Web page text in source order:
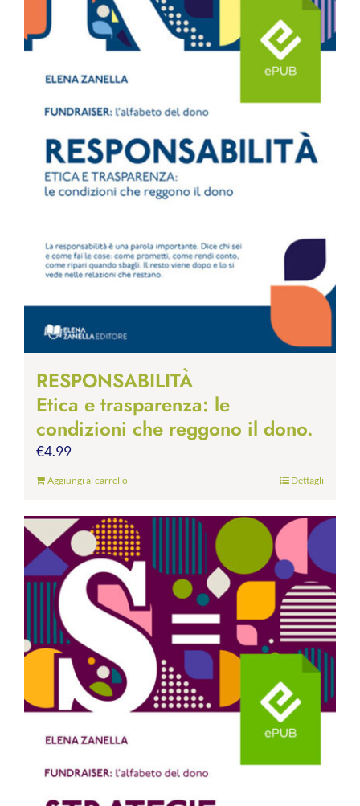
RESPONSABILITÀ
Etica e trasparenza: le
condizioni che reggono il dono.
€4.99
Aggiungi al carrello Dettagli